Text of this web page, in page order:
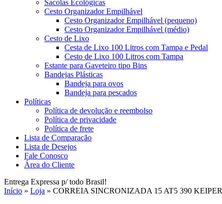
Sacolas Ecológicas
Cesto Organizador Empilhável
Cesto Organizador Empilhável (pequeno)
Cesto Organizador Empilhável (médio)
Cesto de Lixo
Cesta de Lixo 100 Litros com Tampa e Pedal
Cesto de Lixo 100 Litros com Tampa
Estante para Gaveteiro tipo Bins
Bandejas Plásticas
Bandeja para ovos
Bandeja para pescados
Políticas
Política de devolução e reembolso
Política de privacidade
Política de frete
Lista de Comparação
Lista de Desejos
Fale Conosco
Área do Cliente
Entrega Expressa p/ todo Brasil!
Início » Loja » CORREIA SINCRONIZADA 15 AT5 390 KEIPER